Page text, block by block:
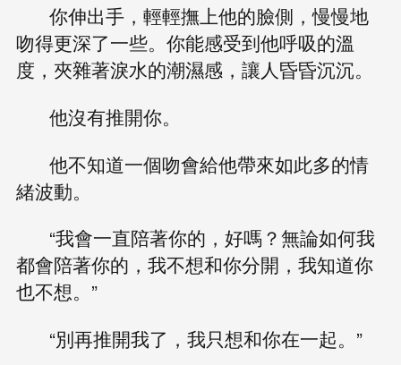
你伸出手，輕輕撫上他的臉側，慢慢地
吻得更深了一些。你能感受到他呼吸的溫
度，夾雜著淚水的潮濕感，讓人昏昏沉沉。
他沒有推開你。
他不知道一個吻會給他帶來如此多的情
緒波動。
“我會一直陪著你的，好嗎？無論如何我
都會陪著你的，我不想和你分開，我知道你
也不想。”
“別再推開我了，我只想和你在一起。”